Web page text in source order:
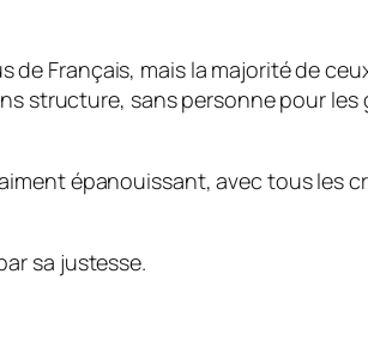
Français, mais la majorité de
structure, sans personne pour
épanouissant, avec tous les
sa justesse.